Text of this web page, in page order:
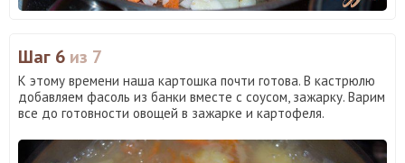
Шаг 6 из 7
К этому времени наша картошка почти готова. В кастрюлю
добавляем фасоль из банки вместе с соусом, зажарку. Варим
все до готовности овощей в зажарке и картофеля.